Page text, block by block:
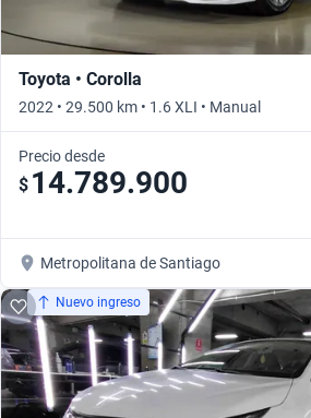
Toyota • Corolla
2022 • 29.500 km • 1.6 XLI • Manual
Precio desde
$ 14.789.900
Metropolitana de Santiago
Nuevo ingreso